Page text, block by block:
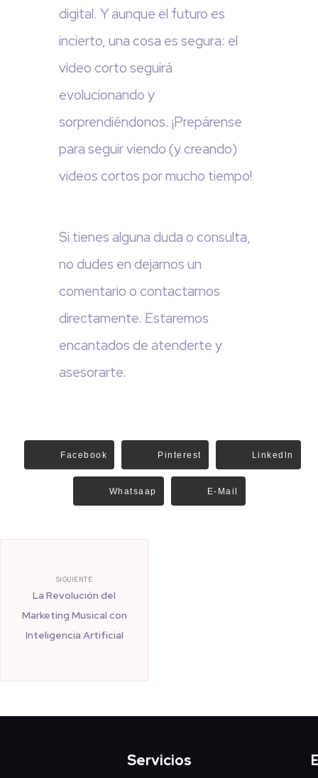
digital. Y aunque el futuro es
incierto, una cosa es segura: el
video corto seguirá
evolucionando y
sorprendiéndonos. ¡Prepárense
para seguir viendo (y creando)
videos cortos por mucho tiempo!
Si tienes alguna duda o consulta,
no dudes en dejarnos un
comentario o contactarnos
directamente. Estaremos
encantados de atenderte y
asesorarte.
Facebook Pinterest Linkedln
Whatsaap E-Mail
SIGUIENTE
La Revolución del
Marketing Musical con
Inteligencia Artificial
Servicios